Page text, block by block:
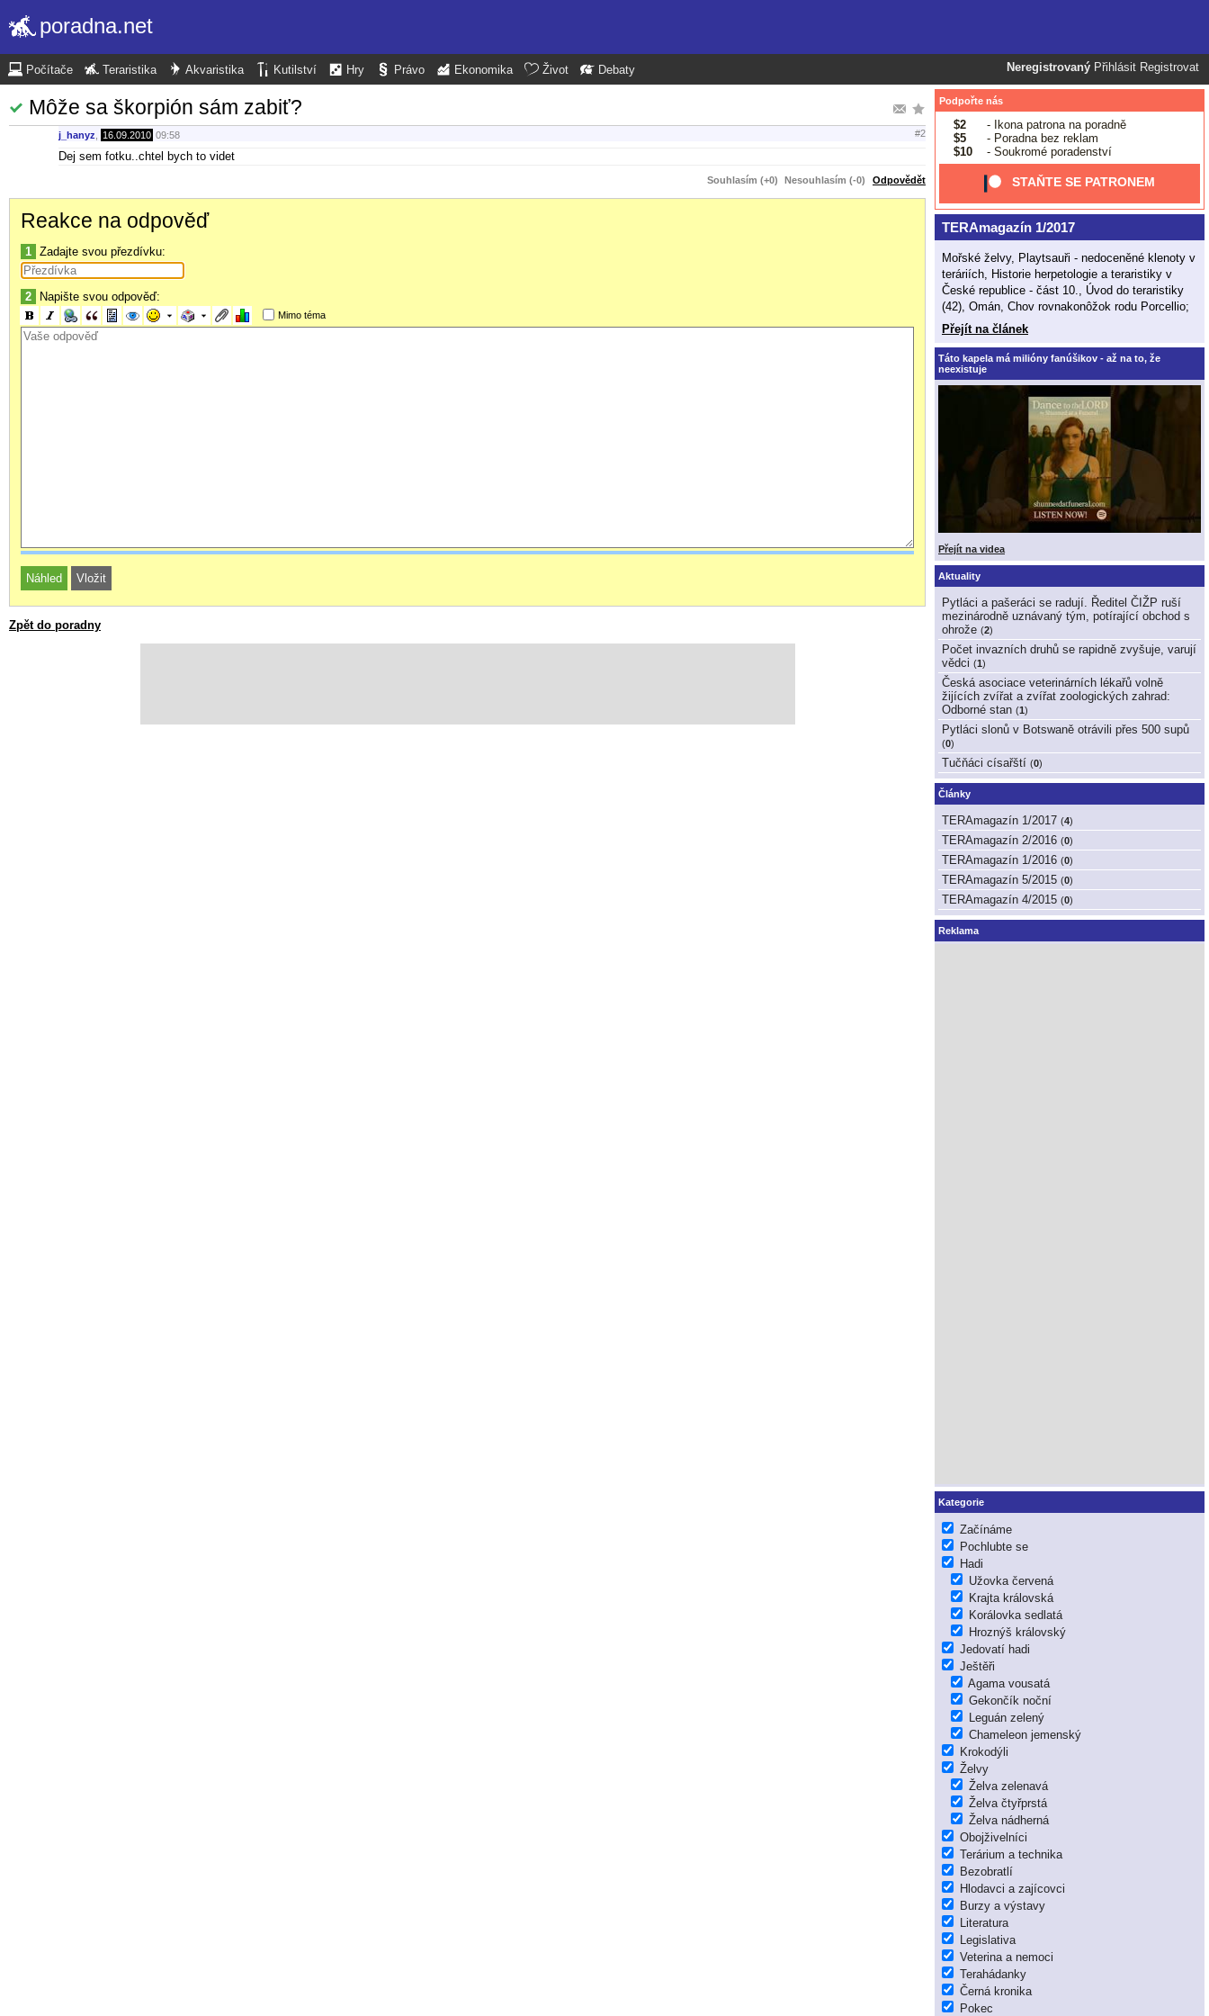
poradna.net
Neregistrovaný Přihlásit Registrovat
Počítače Teraristika Akvaristika Kutilství Hry Právo Ekonomika Život Debaty
Môže sa škorpión sám zabiť?
j_hanyz 16.09.2010 09:58 #2
Dej sem fotku..chtel bych to videt
Souhlasím (+0) Nesouhlasím (-0) Odpovědět
Reakce na odpověď
1 Zadajte svou přezdívku:
2 Napište svou odpověď:
Mimo téma
Zpět do poradny
Podpořte nás
$2
- Ikona patrona na poradně
$5
- Poradna bez reklam
$10
- Soukromé poradenství
STAŇTE SE PATRONEM
TERAmagazín 1/2017
Mořské želvy, Playtsauři - nedoceněné klenoty v
teráriích, Historie herpetologie a teraristiky v
České republice - část 10., Úvod do teraristiky
(42), Omán, Chov rovnakonôžok rodu Porcellio;
Přejít na článek
Táto kapela má milióny fanúšikov - až na to, že
neexistuje
Přejít na videa
Aktuality
Pytláci a pašeráci se radují. Ředitel ČIŽP ruší
mezinárodně uznávaný tým, potírající obchod s
ohrože (2)
Počet invazních druhů se rapidně zvyšuje, varují
vědci (1)
Česká asociace veterinárních lékařů volně
žijících zvířat a zvířat zoologických zahrad:
Odborné stan (1)
Pytláci slonů v Botswaně otrávili přes 500 supů
(0)
Tučňáci císařští (0)
Články
TERAmagazín 1/2017 (4)
TERAmagazín 2/2016 (0)
TERAmagazín 1/2016 (0)
TERAmagazín 5/2015 (0)
TERAmagazín 4/2015 (0)
Reklama
Kategorie
Začínáme
Pochlubte se
Hadi
Užovka červená
Krajta královská
Korálovka sedlatá
Hroznýš královský
Jedovatí hadi
Ještěři
Agama vousatá
Gekončík noční
Leguán zelený
Chameleon jemenský
Krokodýli
Želvy
Želva zelenavá
Želva čtyřprstá
Želva nádherná
Obojživelníci
Terárium a technika
Bezobratlí
Hlodavci a zajícovci
Burzy a výstavy
Literatura
Legislativa
Veterina a nemoci
Terahádanky
Černá kronika
Pokec